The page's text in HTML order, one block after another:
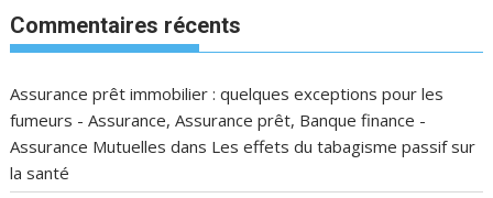
Commentaires récents
Assurance prêt immobilier : quelques exceptions pour les
fumeurs - Assurance, Assurance prêt, Banque finance -
Assurance Mutuelles dans Les effets du tabagisme passif sur
la santé